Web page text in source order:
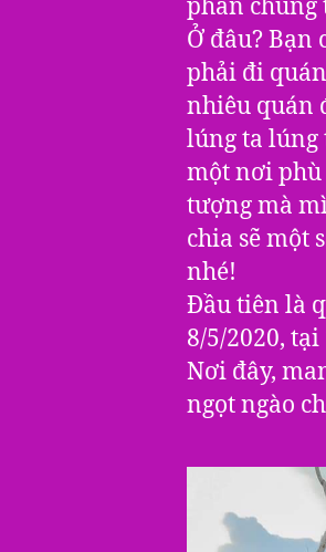
phần chúng
Ở đâu?
phải đi
nhiêu quán
lúng ta lúng
một nơi phù
tượng mà
chia sẽ một
nhé!
Đầu tiên là
8/5/2020,
Nơi đây,
ngọt ngào